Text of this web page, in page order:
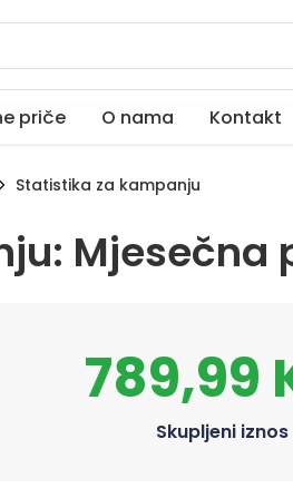
priče O nama Kontakt
Statistika za kampanju
Mjesečna
789,99
Skupljeni iznos